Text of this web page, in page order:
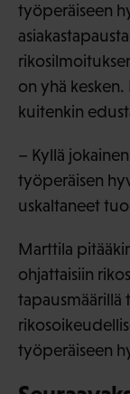
työperäiseen
on yhä kesken.
kuitenkin
– Kyllä
työperäisen
uskaltaneet
Marttila
ohjattaisiin
tapausmäärillä
työperäiseen